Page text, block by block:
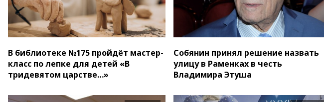
В библиотеке №175 пройдёт мастер-
класс по лепке для детей «В
тридевятом царстве…»
Собянин принял решение назвать
улицу в Раменках в честь
Владимира Этуша